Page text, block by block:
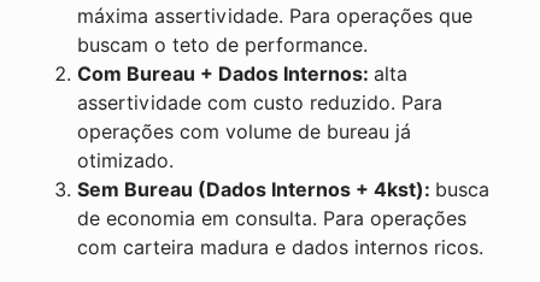
máxima assertividade. Para operações que
buscam o teto de performance.
Com Bureau + Dados Internos: alta
assertividade com custo reduzido. Para
operações com volume de bureau já
otimizado.
Sem Bureau (Dados Internos + 4kst): busca
de economia em consulta. Para operações
com carteira madura e dados internos ricos.